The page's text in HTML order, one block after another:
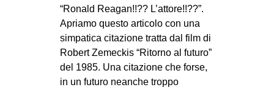
“Ronald Reagan!!?? L’attore!!??”.
Apriamo questo articolo con una
simpatica citazione tratta dal film di
Robert Zemeckis “Ritorno al futuro”
del 1985. Una citazione che forse,
in un futuro neanche troppo